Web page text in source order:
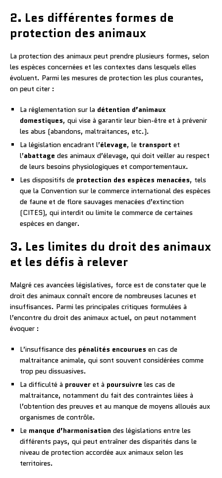
2. Les différentes formes de
protection des animaux
La protection des animaux peut prendre plusieurs formes, selon
les espèces concernées et les contextes dans lesquels elles
évoluent. Parmi les mesures de protection les plus courantes,
on peut citer :
La réglementation sur la détention d’animaux
domestiques, qui vise à garantir leur bien-être et à prévenir
les abus (abandons, maltraitances, etc.).
La législation encadrant l’élevage, le transport et
l’abattage des animaux d’élevage, qui doit veiller au respect
de leurs besoins physiologiques et comportementaux.
Les dispositifs de protection des espèces menacées, tels
que la Convention sur le commerce international des espèces
de faune et de flore sauvages menacées d’extinction
(CITES), qui interdit ou limite le commerce de certaines
espèces en danger.
3. Les limites du droit des animaux
et les défis à relever
Malgré ces avancées législatives, force est de constater que le
droit des animaux connaît encore de nombreuses lacunes et
insuffisances. Parmi les principales critiques formulées à
l’encontre du droit des animaux actuel, on peut notamment
évoquer :
L’insuffisance des pénalités encourues en cas de
maltraitance animale, qui sont souvent considérées comme
trop peu dissuasives.
La difficulté à prouver et à poursuivre les cas de
maltraitance, notamment du fait des contraintes liées à
l’obtention des preuves et au manque de moyens alloués aux
organismes de contrôle.
Le manque d’harmonisation des législations entre les
différents pays, qui peut entraîner des disparités dans le
niveau de protection accordée aux animaux selon les
territoires.